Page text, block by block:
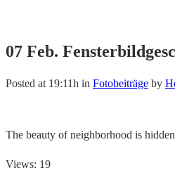
07 Feb.
Posted at 19:11h in Fotobeiträge by
The beauty of neighborhood is
Views: 19